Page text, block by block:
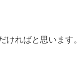
ければと思います。